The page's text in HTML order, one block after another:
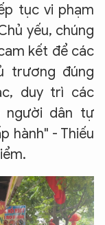
tục vi phạm
yếu, chúng
kết để các
trương đúng
duy trì các
người dân tự
hành" - Thiếu